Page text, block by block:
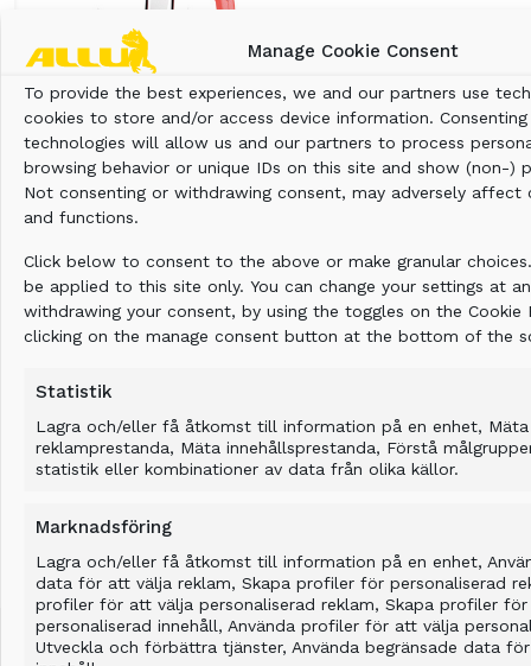
Manage Cookie Consent
To provide the best experiences, we and our partners use
cookies to store and/or access device information.
technologies will allow us and our partners to process
browsing behavior or unique IDs on this site and show (non-)
Not consenting or withdrawing consent, may adversely affect
and functions.
Click below to consent to the above or make granular
be applied to this site only. You can change your settings at
withdrawing your consent, by using the toggles on the Cookie
clicking on the manage consent button at the bottom of the
Statistik
Lagra och/eller få åtkomst till information på en enhet, Mäta
reklamprestanda, Mäta innehållsprestanda, Förstå
statistik eller kombinationer av data från olika källor.
Marknadsföring
Lagra och/eller få åtkomst till information på en enhet,
data för att välja reklam, Skapa profiler för personaliserad
profiler för att välja personaliserad reklam, Skapa profiler
personaliserad innehåll, Använda profiler för att välja
Utveckla och förbättra tjänster, Använda begränsade data
Komplett system
Med den här maskinen kan du härda mjuk jord
genom att tillsätta bindemedel i marken.
Dessutom fungerar utrustningen perfekt för
bearbetning och inkapsling av kontaminerade
VISA SERIEN